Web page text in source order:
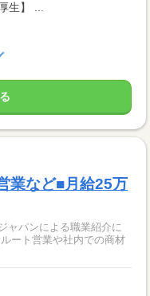
生】 ...
業など■月給25万
ャパンによる職業紹介に
ート営業や社内での商材